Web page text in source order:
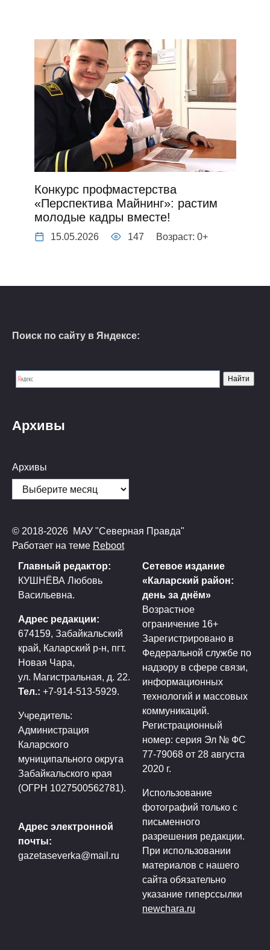
Конкурс профмастерства
«Перспектива Майнинг»: растим
молодые кадры вместе!
15.05.2026 147 Возраст: 0+
Поиск по сайту в Яндексе:
Архивы
Архивы
© 2018-2026 МАУ "Северная Правда"
Работает на теме Reboot
Главный редактор:
КУШНЁВА Любовь
Васильевна.
Адрес редакции:
674159, Забайкальский
край, Каларский р-н, пгт.
Новая Чара,
ул. Магистральная, д. 22.
Тел.: +7-914-513-5929.
Учредитель:
Администрация
Каларского
муниципального округа
Забайкальского края
(ОГРН 1027500562781).
Адрес электронной
почты:
gazetaseverka@mail.ru
Сетевое издание
«Каларский район:
день за днём»
Возрастное
ограничение 16+
Зарегистрировано в
Федеральной службе по
надзору в сфере связи,
информационных
технологий и массовых
коммуникаций.
Регистрационный
номер: серия Эл № ФС
77-79068 от 28 августа
2020 г.
Использование
фотографий только с
письменного
разрешения редакции.
При использовании
материалов с нашего
сайта обязательно
указание гиперссылки
newchara.ru